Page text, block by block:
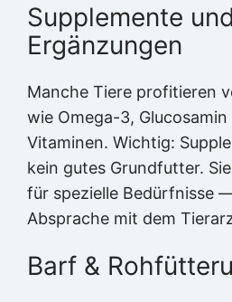
Supplemente
Ergänzungen
Manche Tiere profitieren
wie Omega-3,
Vitaminen. Wichtig:
kein gutes Grundfutter.
für spezielle Bedürfnisse
Absprache mit dem
Barf &